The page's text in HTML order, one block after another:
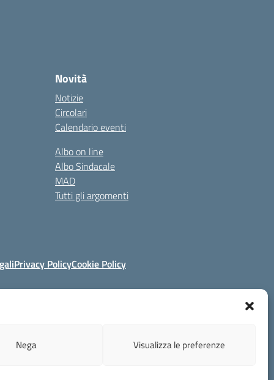
Nega Visualizza le preferenze
Novità
Notizie
Circolari
Calendario eventi
Albo on line
Albo Sindacale
MAD
Tutti gli argomenti
Privacy PolicyCookie Policy